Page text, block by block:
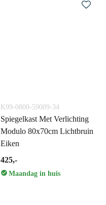
K99-0800-59009-34
Spiegelkast Met Verlichting
Modulo 80x70cm Lichtbruin
Eiken
425,-
Maandag in huis